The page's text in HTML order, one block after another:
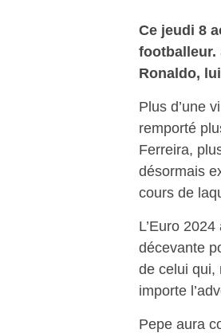
Ce jeudi 8
footballeur.
Ronaldo,
Plus d’une
remporté
Ferreira,
désormais
cours de
L’Euro
décevante
de celui qui,
importe
Pepe aura